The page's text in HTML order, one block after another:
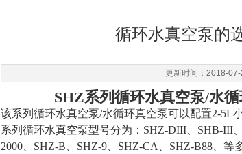
循环水真空泵的
更新时间：2018-
SHZ系列循环水真空泵/水循
该系列循环水真空泵/水循环真空泵可以配置2-5L
系列循环水真空泵型号分为：SHZ-DIII、SHB-III
2000、SHZ-B、SHZ-9、SHZ-CA、SHZ-B88、等